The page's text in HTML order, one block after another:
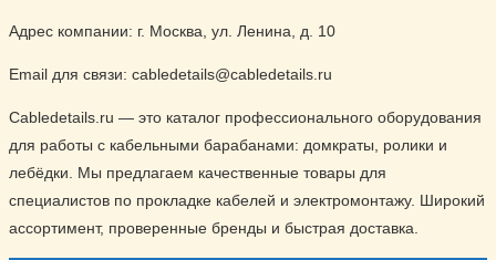
Адрес компании: г. Москва, ул. Ленина, д. 10
Email для связи: cabledetails@cabledetails.ru
Cabledetails.ru — это каталог профессионального оборудования
для работы с кабельными барабанами: домкраты, ролики и
лебёдки. Мы предлагаем качественные товары для
специалистов по прокладке кабелей и электромонтажу. Широкий
ассортимент, проверенные бренды и быстрая доставка.